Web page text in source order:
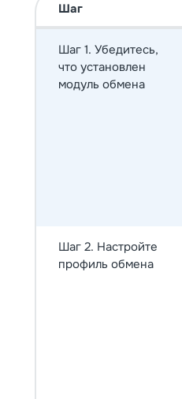
Шаг
Шаг 1. Убедитесь,
что установлен
модуль обмена
Шаг 2. Настройте
профиль обмена